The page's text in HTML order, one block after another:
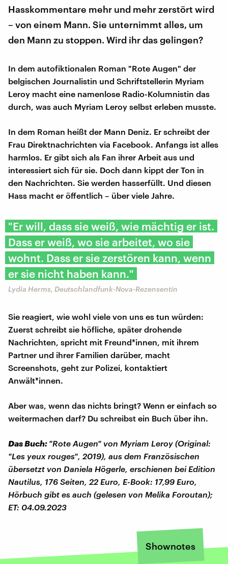
Hasskommentare mehr und mehr zerstört wird
– von einem Mann. Sie unternimmt alles, um
den Mann zu stoppen. Wird ihr das gelingen?
In dem autofiktionalen Roman "Rote Augen" der
belgischen Journalistin und Schriftstellerin Myriam
Leroy macht eine namenlose Radio-Kolumnistin das
durch, was auch Myriam Leroy selbst erleben musste.
In dem Roman heißt der Mann Deniz. Er schreibt der
Frau Direktnachrichten via Facebook. Anfangs ist alles
harmlos. Er gibt sich als Fan ihrer Arbeit aus und
interessiert sich für sie. Doch dann kippt der Ton in
den Nachrichten. Sie werden hasserfüllt. Und diesen
Hass macht er öffentlich – über viele Jahre.
"Er will, dass sie weiß, wie mächtig er ist.
Dass er weiß, wo sie arbeitet, wo sie
wohnt. Dass er sie zerstören kann, wenn
er sie nicht haben kann."
Lydia Herms, Deutschlandfunk-Nova-Rezensentin
Sie reagiert, wie wohl viele von uns es tun würden:
Zuerst schreibt sie höfliche, später drohende
Nachrichten, spricht mit Freund*innen, mit ihrem
Partner und ihrer Familien darüber, macht
Screenshots, geht zur Polizei, kontaktiert
Anwält*innen.
Aber was, wenn das nichts bringt? Wenn er einfach so
weitermachen darf? Du schreibst ein Buch über ihn.
Das Buch: "Rote Augen" von Myriam Leroy (Original:
"Les yeux rouges", 2019), aus dem Französischen
übersetzt von Daniela Högerle, erschienen bei Edition
Nautilus, 176 Seiten, 22 Euro, E-Book: 17,99 Euro,
Hörbuch gibt es auch (gelesen von Melika Foroutan);
ET: 04.09.2023
Shownotes